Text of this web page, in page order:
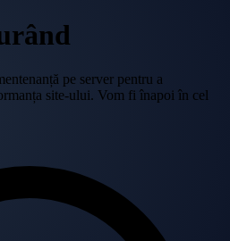
pe server pentru a
site-ului. Vom fi înapoi în cel